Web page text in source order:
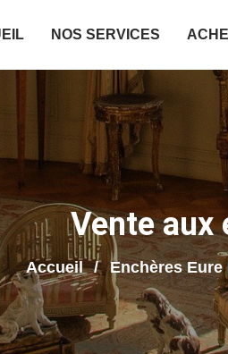
NOS SERVICES
Vente aux
Accueil Enchères Eure